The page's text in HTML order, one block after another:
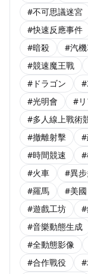
#不可思議迷宮
#快速反應事件
#暗殺
#汽
#競速魔王戰
#ドラゴン
#光明會
#
#多人線上戰術
#撤離射擊
#時間競速
#
#火車
#異步
#羅馬
#美國
#遊戲工坊
#音樂動態生成
#全動態影像
#合作戰役